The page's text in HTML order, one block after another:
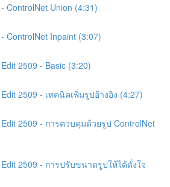
ControlNet Union (4:31)
ControlNet Inpaint (3:07)
2509 - Basic (3:20)
2509 - เทคนิคเพิ่มรูปอ้างอิง (4:27)
2509 - การควบคุมด้วยรูป ControlNet
2509 - การปรับขนาดรูปให้ได้ดั่งใจ